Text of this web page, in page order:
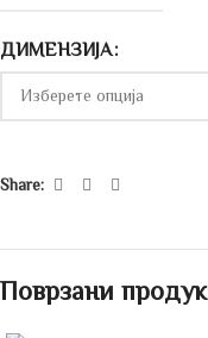
ДИМЕНЗИЈА
Share:
Поврзани